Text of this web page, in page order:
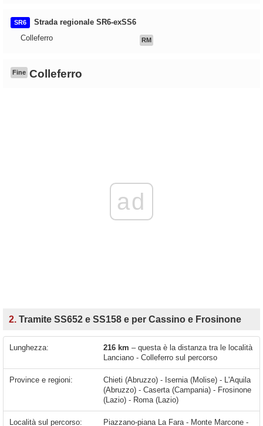
SR6
Strada regionale SR6-exSS6
Colleferro
RM
Fine Colleferro
ad
2. Tramite SS652 e SS158 e per Cassino e Frosinone
Lunghezza: 216 km – questa è la distanza tra le località
Lanciano - Colleferro sul percorso
Province e regioni:
Chieti (Abruzzo) - Isernia (Molise) - L'Aquila
(Abruzzo) - Caserta (Campania) - Frosinone
(Lazio) - Roma (Lazio)
Località sul percorso: Piazzano-piana La Fara - Monte Marcone - Sant'Onofrio - Quadroni - Piane d'Archi-Quadroni - Solagne - Bomba - Colledimezzo - Pietraferrazzana - Poggio - Villa Santa Maria - Fallo - Borrello - Quadri - Contrada Canala - Sant'Angelo del Pesco - Castel del Giudice - Ateleta - San Pietro Avellana - Castel di Sangro - Rionero Sannitico - Cupone - San Vittorino - Cerro Al Volturno - Rocchetta Nuova - Cerreto - Fonticelle - Colli a Volturno - Raddi - Montaquila - Masserie La Corte - Taverna Ravindola - Taverna Triverno - Pozzilli - Venafro - Ceppagna - Vallecupa